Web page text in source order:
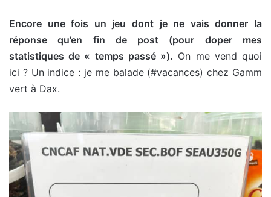
Encore une fois un jeu dont je ne vais donner la
réponse qu’en fin de post (pour doper mes
statistiques de « temps passé »). On me vend quoi
ici ? Un indice : je me balade (#vacances) chez Gamm
vert à Dax.